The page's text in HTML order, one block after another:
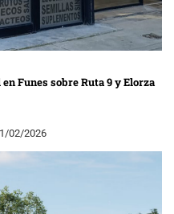
Funes sobre Ruta 9 y Elorza
02/2026